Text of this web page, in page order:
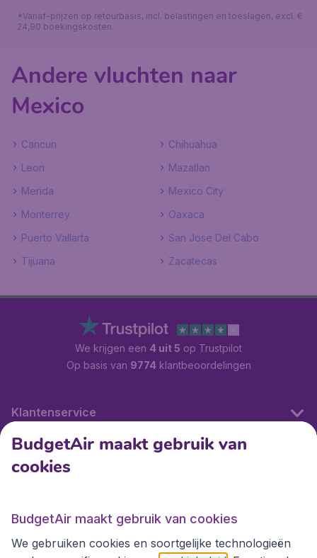
*Vanaf-prijzen op retourbasis, incl. belastingen en toeslagen, excl. €
24,90 boekingskosten.
Andere vluchten naar
Mexico
Cancun
Chihuahua
Leon
Mazatlan
Merida
Mexico City
Monterrey
Oaxaca
Puerto Vallarta
San Jose Del Cabo
Tijuana
Zacatecas
We krijgen een 4 uit 5 op Trustpilot
Op basis van 9774klantbeoordelingen
Klantenservice
Internationale sites
Internationale sites
BudgetAir maakt gebruik van
cookies
BudgetAir maakt gebruik van cookies
We gebruiken cookies en soortgelijke technologieën